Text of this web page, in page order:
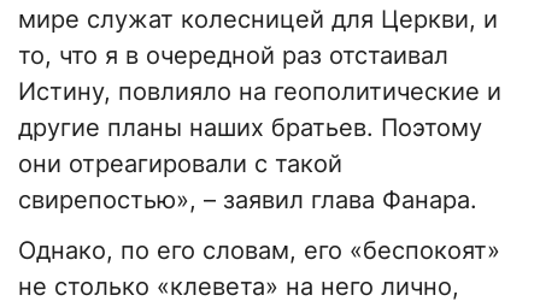
мире служат колесницей для Церкви, и
то, что я в очередной раз отстаивал
Истину, повлияло на геополитические и
другие планы наших братьев. Поэтому
они отреагировали с такой
свирепостью», – заявил глава Фанара.
Однако, по его словам, его «беспокоят»
не столько «клевета» на него лично,